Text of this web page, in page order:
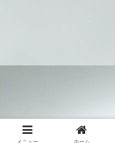
メニュー ホーム